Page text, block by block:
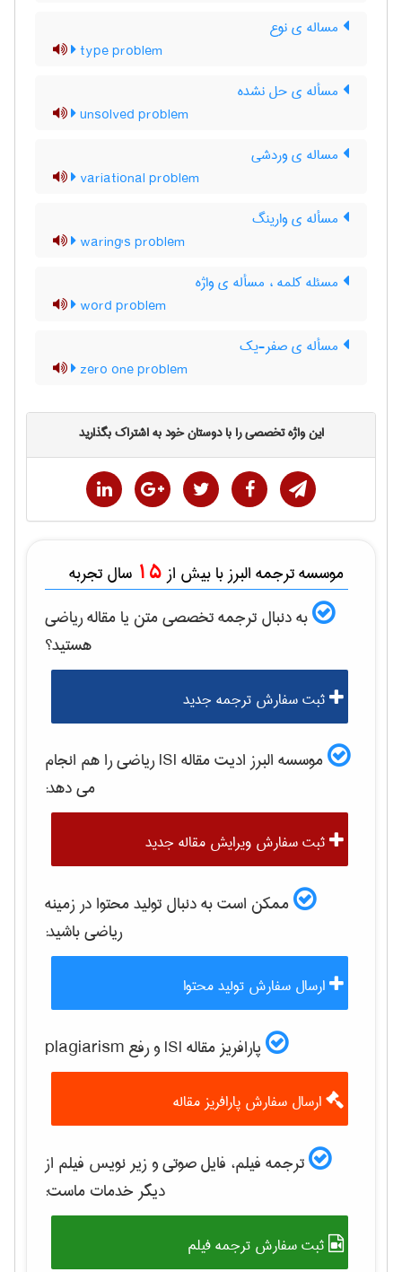
مساله ی نوع
type problem
مسأله ی حل نشده
unsolved problem
مساله ی وردشی
variational problem
مسأله ی وارینگ
waring's problem
مسئله کلمه ، مسأله ی واژه
word problem
مسأله ی صفر-یک
zero one problem
این واژه تخصصی را با دوستان خود به اشتراک بگذارید
موسسه ترجمه البرز با بیش از 15 سال تجربه
به دنبال ترجمه تخصصی متن یا مقالهرياضی
هستید؟
ثبت سفارش ترجمه جدید
موسسه البرز ادیت مقاله ISI رياضیرا هم انجام
می دهد:
ثبت سفارش ویرایش مقاله جدید
ممکن است به دنبال تولید محتوا در زمینه
رياضیباشید:
ارسال سفارش تولید محتوا
پارافریز مقاله ISI و رفع plagiarism
ارسال سفارش پارافریز مقاله
ترجمه فیلم، فایل صوتی و زیر نویس فیلم از
دیگر خدمات ماست:
ثبت سفارش ترجمه فیلم